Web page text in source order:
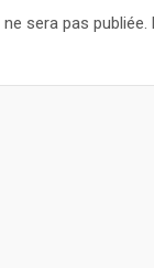
sera pas publiée.